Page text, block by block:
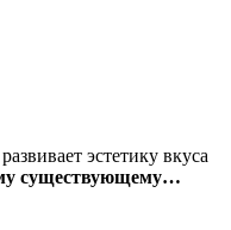
эстетику вкуса
существующему…